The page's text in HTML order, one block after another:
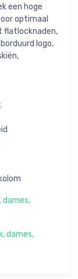
een hoge
optimaal
flatlocknaden,
logo,
dames,
dames,